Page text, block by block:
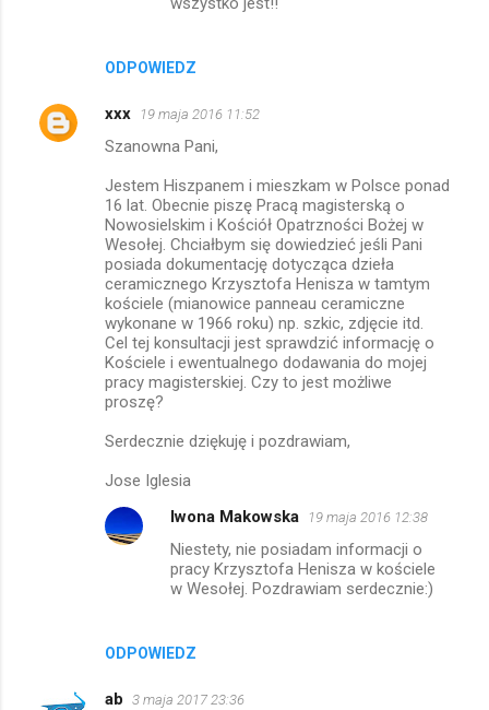
ODPOWIEDZ
xxx 19 maja 2016 11:52
Szanowna Pani,
Jestem Hiszpanem i mieszkam w Polsce ponad
16 lat. Obecnie piszę Pracą magisterską o
Nowosielskim i Kościół Opatrzności Bożej w
Wesołej. Chciałbym się dowiedzieć jeśli Pani
posiada dokumentację dotycząca dzieła
ceramicznego Krzysztofa Henisza w tamtym
kościele (mianowice panneau ceramiczne
wykonane w 1966 roku) np. szkic, zdjęcie itd.
Cel tej konsultacji jest sprawdzić informację o
Kościele i ewentualnego dodawania do mojej
pracy magisterskiej. Czy to jest możliwe
proszę?
Serdecznie dziękuję i pozdrawiam,
Jose Iglesia
ODPOWIEDZ
Iwona Makowska 19 maja 2016 12:38
Niestety, nie posiadam informacji o
pracy Krzysztofa Henisza w kościele
w Wesołej. Pozdrawiam serdecznie:)
ab 3 maja 2017 23:36